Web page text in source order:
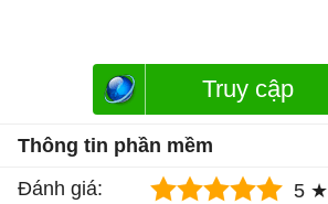
Truy cập
Thông tin phần mềm
Đánh giá:
5 ★